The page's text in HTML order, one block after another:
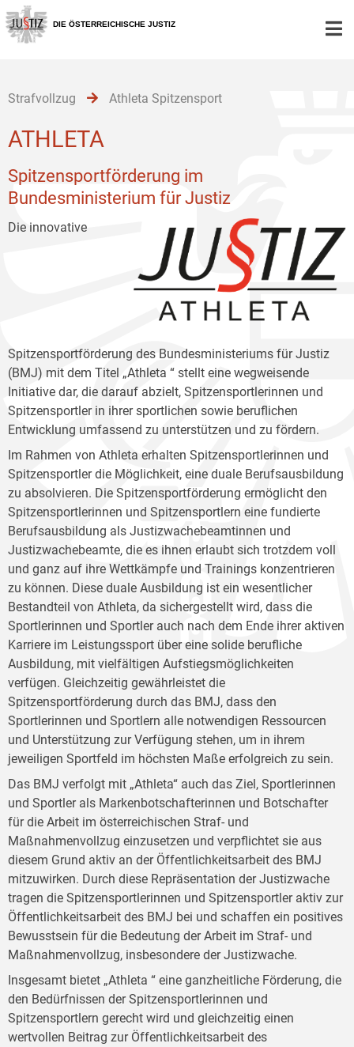
Zur
Hauptnavigation
[1]
Zum
Inhalt
[2]
Zum
Untermenü
[3]
DIE ÖSTERREICHISCHE JUSTIZ
Strafvollzug Athleta Spitzensport
ATHLETA
Spitzensportförderung im
Bundesministerium für Justiz
Die innovative
Spitzensportförderung des Bundesministeriums für Justiz
(BMJ) mit dem Titel „Athleta “ stellt eine wegweisende
Initiative dar, die darauf abzielt, Spitzensportlerinnen und
Spitzensportler in ihrer sportlichen sowie beruflichen
Entwicklung umfassend zu unterstützen und zu fördern.
Im Rahmen von Athleta erhalten Spitzensportlerinnen und
Spitzensportler die Möglichkeit, eine duale Berufsausbildung
zu absolvieren. Die Spitzensportförderung ermöglicht den
Spitzensportlerinnen und Spitzensportlern eine fundierte
Berufsausbildung als Justizwachebeamtinnen und
Justizwachebeamte, die es ihnen erlaubt sich trotzdem voll
und ganz auf ihre Wettkämpfe und Trainings konzentrieren
zu können. Diese duale Ausbildung ist ein wesentlicher
Bestandteil von Athleta, da sichergestellt wird, dass die
Sportlerinnen und Sportler auch nach dem Ende ihrer aktiven
Karriere im Leistungssport über eine solide berufliche
Ausbildung, mit vielfältigen Aufstiegsmöglichkeiten
verfügen. Gleichzeitig gewährleistet die
Spitzensportförderung durch das BMJ, dass den
Sportlerinnen und Sportlern alle notwendigen Ressourcen
und Unterstützung zur Verfügung stehen, um in ihrem
jeweiligen Sportfeld im höchsten Maße erfolgreich zu sein.
Das BMJ verfolgt mit „Athleta“ auch das Ziel, Sportlerinnen
und Sportler als Markenbotschafterinnen und Botschafter
für die Arbeit im österreichischen Straf- und
Maßnahmenvollzug einzusetzen und verpflichtet sie aus
diesem Grund aktiv an der Öffentlichkeitsarbeit des BMJ
mitzuwirken. Durch diese Repräsentation der Justizwache
tragen die Spitzensportlerinnen und Spitzensportler aktiv zur
Öffentlichkeitsarbeit des BMJ bei und schaffen ein positives
Bewusstsein für die Bedeutung der Arbeit im Straf- und
Maßnahmenvollzug, insbesondere der Justizwache.
Insgesamt bietet „Athleta “ eine ganzheitliche Förderung, die
den Bedürfnissen der Spitzensportlerinnen und
Spitzensportlern gerecht wird und gleichzeitig einen
wertvollen Beitrag zur Öffentlichkeitsarbeit des